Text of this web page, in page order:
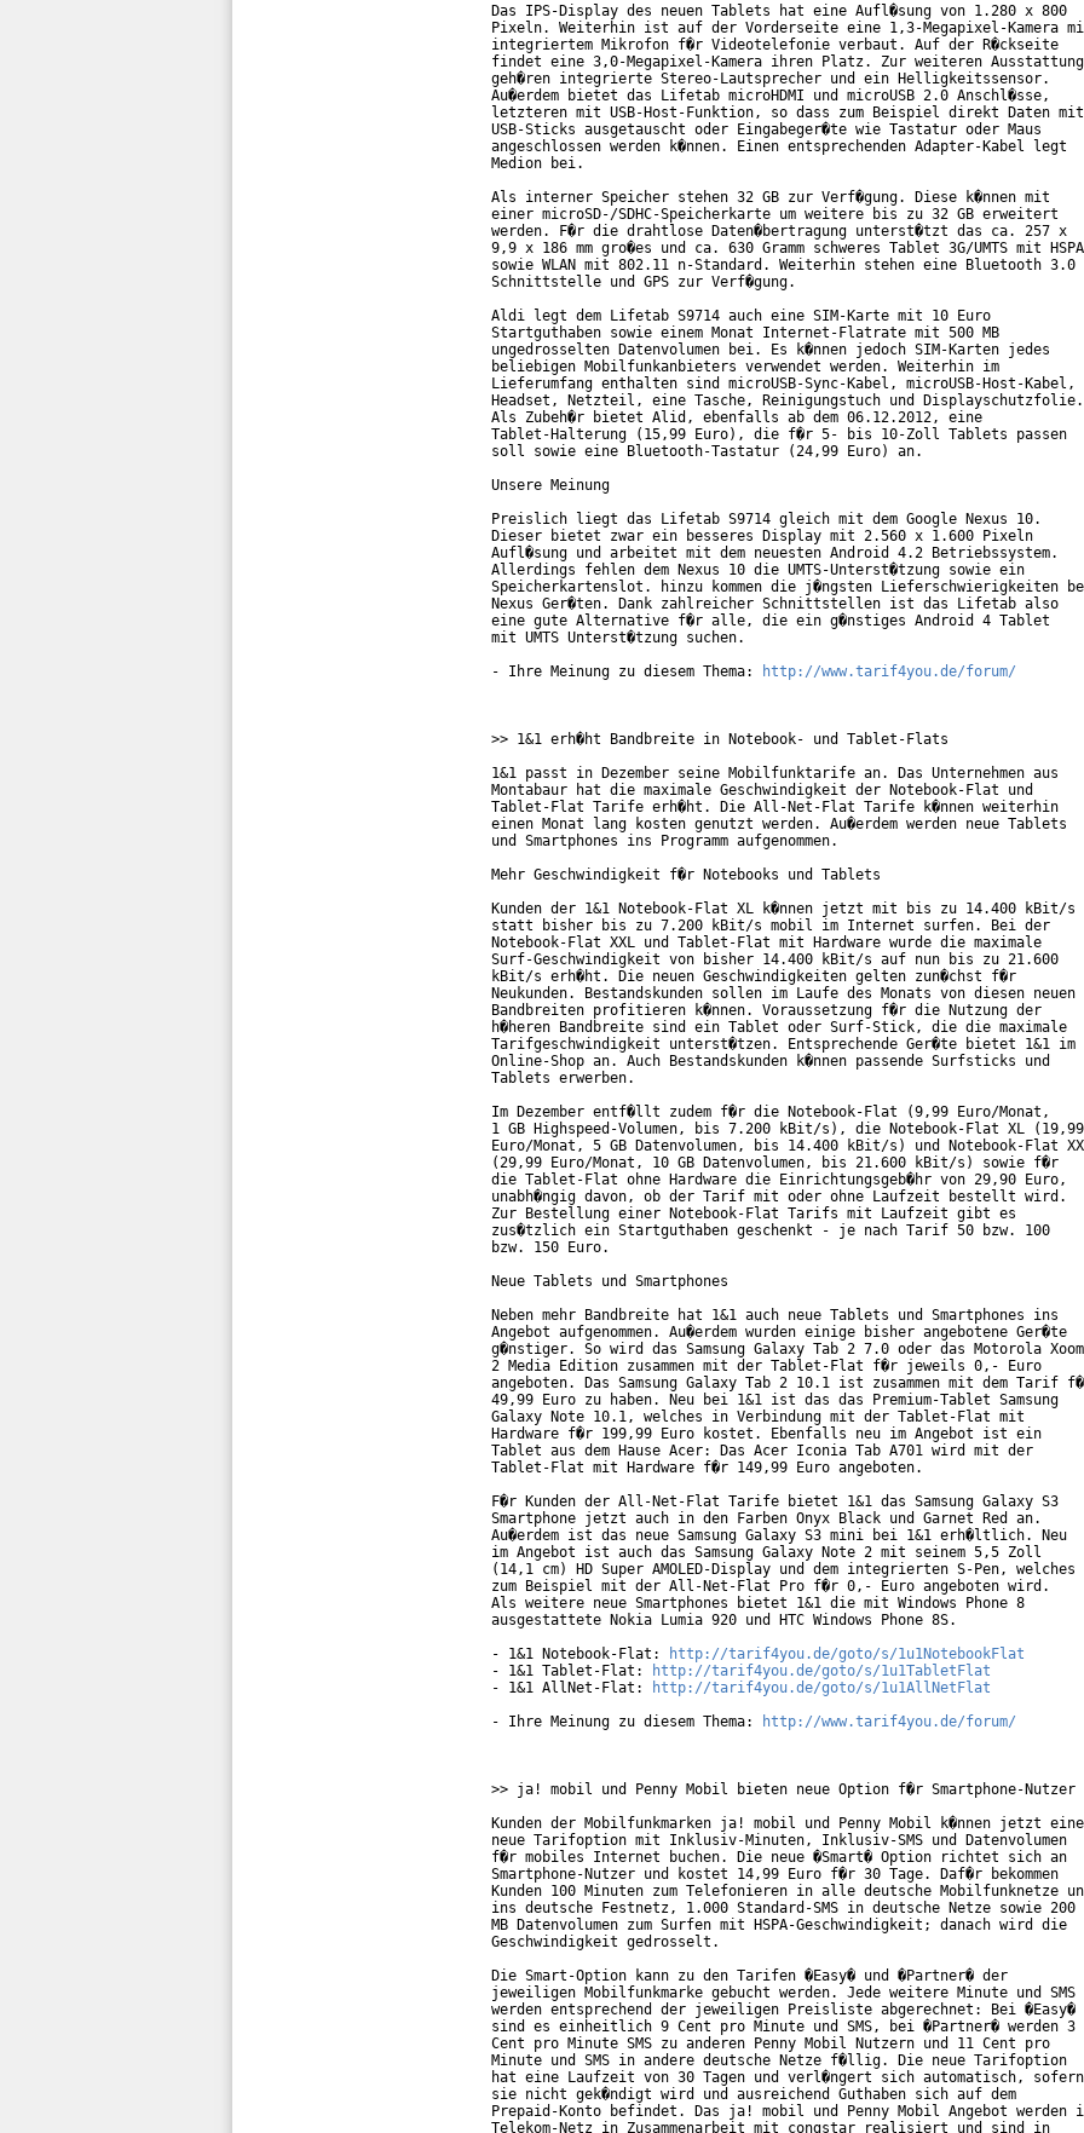
Das IPS-Display des neuen Tablets hat eine Aufl�sung von 1.280 x 800
Pixeln. Weiterhin ist auf der Vorderseite eine 1,3-Megapixel-Kamera
integriertem Mikrofon f�r Videotelefonie verbaut. Auf der R�ckseite
findet eine 3,0-Megapixel-Kamera ihren Platz. Zur weiteren Ausstattung
geh�ren integrierte Stereo-Lautsprecher und ein Helligkeitssensor.
Au�erdem bietet das Lifetab microHDMI und microUSB 2.0 Anschl�sse,
letzteren mit USB-Host-Funktion, so dass zum Beispiel direkt Daten mit
USB-Sticks ausgetauscht oder Eingabeger�te wie Tastatur oder Maus
angeschlossen werden k�nnen. Einen entsprechenden Adapter-Kabel legt
Medion bei.
Als interner Speicher stehen 32 GB zur Verf�gung. Diese k�nnen mit
einer microSD-/SDHC-Speicherkarte um weitere bis zu 32 GB erweitert
werden. F�r die drahtlose Daten�bertragung unterst�tzt das ca. 257 x
9,9 x 186 mm gro�es und ca. 630 Gramm schweres Tablet 3G/UMTS mit
sowie WLAN mit 802.11 n-Standard. Weiterhin stehen eine Bluetooth 3.0
Schnittstelle und GPS zur Verf�gung.
Aldi legt dem Lifetab S9714 auch eine SIM-Karte mit 10 Euro
Startguthaben sowie einem Monat Internet-Flatrate mit 500 MB
ungedrosselten Datenvolumen bei. Es k�nnen jedoch SIM-Karten jedes
beliebigen Mobilfunkanbieters verwendet werden. Weiterhin im
Lieferumfang enthalten sind microUSB-Sync-Kabel, microUSB-Host-Kabel,
Headset, Netzteil, eine Tasche, Reinigungstuch und Displayschutzfolie.
Als Zubeh�r bietet Alid, ebenfalls ab dem 06.12.2012, eine
Tablet-Halterung (15,99 Euro), die f�r 5- bis 10-Zoll Tablets passen
soll sowie eine Bluetooth-Tastatur (24,99 Euro) an.
Unsere Meinung
Preislich liegt das Lifetab S9714 gleich mit dem Google Nexus 10.
Dieser bietet zwar ein besseres Display mit 2.560 x 1.600 Pixeln
Aufl�sung und arbeitet mit dem neuesten Android 4.2 Betriebssystem.
Allerdings fehlen dem Nexus 10 die UMTS-Unterst�tzung sowie ein
Speicherkartenslot. hinzu kommen die j�ngsten Lieferschwierigkeiten
Nexus Ger�ten. Dank zahlreicher Schnittstellen ist das Lifetab also
eine gute Alternative f�r alle, die ein g�nstiges Android 4 Tablet
mit UMTS Unterst�tzung suchen.
- Ihre Meinung zu diesem Thema:
http://www.tarif4you.de/forum/
>> 1&1 erh�ht Bandbreite in Notebook- und Tablet-Flats
1&1 passt in Dezember seine Mobilfunktarife an. Das Unternehmen aus
Montabaur hat die maximale Geschwindigkeit der Notebook-Flat und
Tablet-Flat Tarife erh�ht. Die All-Net-Flat Tarife k�nnen weiterhin
einen Monat lang kosten genutzt werden. Au�erdem werden neue Tablets
und Smartphones ins Programm aufgenommen.
Mehr Geschwindigkeit f�r Notebooks und Tablets
Kunden der 1&1 Notebook-Flat XL k�nnen jetzt mit bis zu 14.400 kBit/s
statt bisher bis zu 7.200 kBit/s mobil im Internet surfen. Bei der
Notebook-Flat XXL und Tablet-Flat mit Hardware wurde die maximale
Surf-Geschwindigkeit von bisher 14.400 kBit/s auf nun bis zu 21.600
kBit/s erh�ht. Die neuen Geschwindigkeiten gelten zun�chst f�r
Neukunden. Bestandskunden sollen im Laufe des Monats von diesen neuen
Bandbreiten profitieren k�nnen. Voraussetzung f�r die Nutzung der
h�heren Bandbreite sind ein Tablet oder Surf-Stick, die die maximale
Tarifgeschwindigkeit unterst�tzen. Entsprechende Ger�te bietet 1&1 im
Online-Shop an. Auch Bestandskunden k�nnen passende Surfsticks und
Tablets erwerben.
Im Dezember entf�llt zudem f�r die Notebook-Flat (9,99 Euro/Monat,
1 GB Highspeed-Volumen, bis 7.200 kBit/s), die Notebook-Flat XL (19,99
Euro/Monat, 5 GB Datenvolumen, bis 14.400 kBit/s) und Notebook-Flat
(29,99 Euro/Monat, 10 GB Datenvolumen, bis 21.600 kBit/s) sowie f�r
die Tablet-Flat ohne Hardware die Einrichtungsgeb�hr von 29,90 Euro,
unabh�ngig davon, ob der Tarif mit oder ohne Laufzeit bestellt wird.
Zur Bestellung einer Notebook-Flat Tarifs mit Laufzeit gibt es
zus�tzlich ein Startguthaben geschenkt - je nach Tarif 50 bzw. 100
bzw. 150 Euro.
Neue Tablets und Smartphones
Neben mehr Bandbreite hat 1&1 auch neue Tablets und Smartphones ins
Angebot aufgenommen. Au�erdem wurden einige bisher angebotene Ger�te
g�nstiger. So wird das Samsung Galaxy Tab 2 7.0 oder das Motorola Xoom
2 Media Edition zusammen mit der Tablet-Flat f�r jeweils 0,- Euro
angeboten. Das Samsung Galaxy Tab 2 10.1 ist zusammen mit dem Tarif
49,99 Euro zu haben. Neu bei 1&1 ist das das Premium-Tablet Samsung
Galaxy Note 10.1, welches in Verbindung mit der Tablet-Flat mit
Hardware f�r 199,99 Euro kostet. Ebenfalls neu im Angebot ist ein
Tablet aus dem Hause Acer: Das Acer Iconia Tab A701 wird mit der
Tablet-Flat mit Hardware f�r 149,99 Euro angeboten.
F�r Kunden der All-Net-Flat Tarife bietet 1&1 das Samsung Galaxy S3
Smartphone jetzt auch in den Farben Onyx Black und Garnet Red an.
Au�erdem ist das neue Samsung Galaxy S3 mini bei 1&1 erh�ltlich. Neu
im Angebot ist auch das Samsung Galaxy Note 2 mit seinem 5,5 Zoll
(14,1 cm) HD Super AMOLED-Display und dem integrierten S-Pen, welches
zum Beispiel mit der All-Net-Flat Pro f�r 0,- Euro angeboten wird.
Als weitere neue Smartphones bietet 1&1 die mit Windows Phone 8
ausgestattete Nokia Lumia 920 und HTC Windows Phone 8S.
- 1&1 Notebook-Flat:
http://tarif4you.de/goto/s/1u1NotebookFlat
- 1&1 Tablet-Flat:
http://tarif4you.de/goto/s/1u1TabletFlat
- 1&1 AllNet-Flat:
http://tarif4you.de/goto/s/1u1AllNetFlat
- Ihre Meinung zu diesem Thema:
http://www.tarif4you.de/forum/
>> ja! mobil und Penny Mobil bieten neue Option f�r Smartphone-Nutzer
Kunden der Mobilfunkmarken ja! mobil und Penny Mobil k�nnen jetzt eine
neue Tarifoption mit Inklusiv-Minuten, Inklusiv-SMS und Datenvolumen
f�r mobiles Internet buchen. Die neue �Smart� Option richtet sich an
Smartphone-Nutzer und kostet 14,99 Euro f�r 30 Tage. Daf�r bekommen
Kunden 100 Minuten zum Telefonieren in alle deutsche Mobilfunknetze
ins deutsche Festnetz, 1.000 Standard-SMS in deutsche Netze sowie 200
MB Datenvolumen zum Surfen mit HSPA-Geschwindigkeit; danach wird die
Geschwindigkeit gedrosselt.
Die Smart-Option kann zu den Tarifen �Easy� und �Partner� der
jeweiligen Mobilfunkmarke gebucht werden. Jede weitere Minute und SMS
werden entsprechend der jeweiligen Preisliste abgerechnet: Bei �Easy�
sind es einheitlich 9 Cent pro Minute und SMS, bei �Partner� werden 3
Cent pro Minute SMS zu anderen Penny Mobil Nutzern und 11 Cent pro
Minute und SMS in andere deutsche Netze f�llig. Die neue Tarifoption
hat eine Laufzeit von 30 Tagen und verl�ngert sich automatisch, sofern
sie nicht gek�ndigt wird und ausreichend Guthaben sich auf dem
Prepaid-Konto befindet. Das ja! mobil und Penny Mobil Angebot werden
Telekom-Netz in Zusammenarbeit mit congstar realisiert und sind in